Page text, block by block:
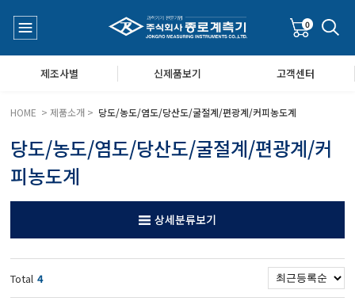
질측정기
기공기질/미세먼지/가스/소음/진동측정기
속풍량계/온도계/온습도계/기압계
공지사항
Q&A
0
제조사별 신제품보기 고객센터
HOME > 제품소개 > 당도/농도/염도/당산도/굴절계/편광계/커피농도계
당도/농도/염도/당산도/굴절계/편광계/커
피농도계
상세분류보기
Total 4